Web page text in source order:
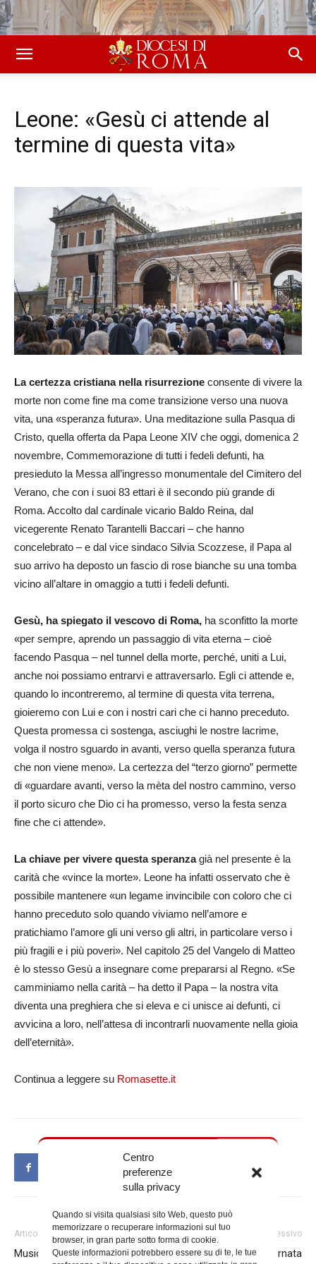
Centro
preferenze
sulla privacy
Quando si visita qualsiasi sito Web, questo può
memorizzare o recuperare informazioni sul tuo
browser, in gran parte sotto forma di cookie.
Queste informazioni potrebbero essere su di te, le tue
Leone: «Gesù ci attende al
termine di questa vita»
La certezza cristiana nella risurrezione consente di vivere la
morte non come fine ma come transizione verso una nuova
vita, una «speranza futura». Una meditazione sulla Pasqua di
Cristo, quella offerta da Papa Leone XIV che oggi, domenica 2
novembre, Commemorazione di tutti i fedeli defunti, ha
presieduto la Messa all’ingresso monumentale del Cimitero del
Verano, che con i suoi 83 ettari è il secondo più grande di
Roma. Accolto dal cardinale vicario Baldo Reina, dal
vicegerente Renato Tarantelli Baccari – che hanno
concelebrato – e dal vice sindaco Silvia Scozzese, il Papa al
suo arrivo ha deposto un fascio di rose bianche su una tomba
vicino all’altare in omaggio a tutti i fedeli defunti.
Gesù, ha spiegato il vescovo di Roma, ha sconfitto la morte
«per sempre, aprendo un passaggio di vita eterna – cioè
facendo Pasqua – nel tunnel della morte, perché, uniti a Lui,
anche noi possiamo entrarvi e attraversarlo. Egli ci attende e,
quando lo incontreremo, al termine di questa vita terrena,
gioieremo con Lui e con i nostri cari che ci hanno preceduto.
Questa promessa ci sostenga, asciughi le nostre lacrime,
volga il nostro sguardo in avanti, verso quella speranza futura
che non viene meno». La certezza del “terzo giorno” permette
di «guardare avanti, verso la mèta del nostro cammino, verso
il porto sicuro che Dio ci ha promesso, verso la festa senza
fine che ci attende».
La chiave per vivere questa speranzagià nel presente è la
carità che «vince la morte». Leone ha infatti osservato che è
possibile mantenere «un legame invincibile con coloro che ci
hanno preceduto solo quando viviamo nell’amore e
pratichiamo l’amore gli uni verso gli altri, in particolare verso i
più fragili e i più poveri». Nel capitolo 25 del Vangelo di Matteo
è lo stesso Gesù a insegnare come prepararsi al Regno. «Se
camminiamo nella carità – ha detto il Papa – la nostra vita
diventa una preghiera che si eleva e ci unisce ai defunti, ci
avvicina a loro, nell’attesa di incontrarli nuovamente nella gioia
dell’eternità».
Continua a leggere su Romasette.it
Articolo precedente
Musica in parrocchia, gli
Articolo successivo
La lettera per la Giornata